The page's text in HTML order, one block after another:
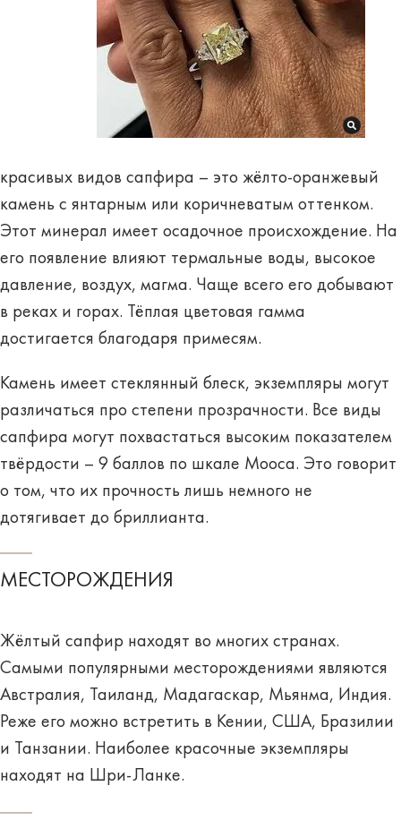
красивых видов сапфира – это жёлто-оранжевый
камень с янтарным или коричневатым оттенком.
Этот минерал имеет осадочное происхождение. На
его появление влияют термальные воды, высокое
давление, воздух, магма. Чаще всего его добывают
в реках и горах. Тёплая цветовая гамма
достигается благодаря примесям.
Камень имеет стеклянный блеск, экземпляры могут
различаться про степени прозрачности. Все виды
сапфира могут похвастаться высоким показателем
твёрдости – 9 баллов по шкале Мооса. Это говорит
о том, что их прочность лишь немного не
дотягивает до бриллианта.
МЕСТОРОЖДЕНИЯ
Жёлтый сапфир находят во многих странах.
Самыми популярными месторождениями являются
Австралия, Таиланд, Мадагаскар, Мьянма, Индия.
Реже его можно встретить в Кении, США, Бразилии
и Танзании. Наиболее красочные экземпляры
находят на Шри-Ланке.